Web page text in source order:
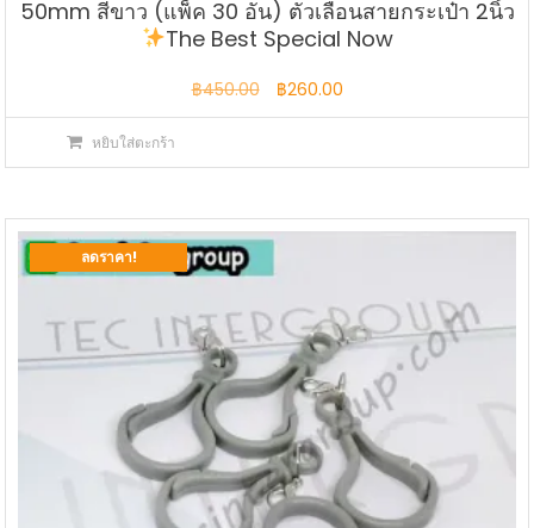
50mm สีขาว (แพ็ค 30 อัน) ตัวเลื่อนสายกระเป๋า 2นิ้ว
The Best Special Now
฿450.00
Original
price
฿260.00Current
price
หยิบใส่ตะกร้า
ลดราคา!